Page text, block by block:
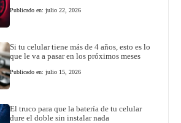
Publicado en: julio 22, 2026
Si tu celular tiene más de 4 años, esto es lo
que le va a pasar en los próximos meses
Publicado en: julio 15, 2026
El truco para que la batería de tu celular
dure el doble sin instalar nada